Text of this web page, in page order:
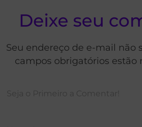
Deixe seu
Seu endereço de e-mail não
campos obrigatórios estão